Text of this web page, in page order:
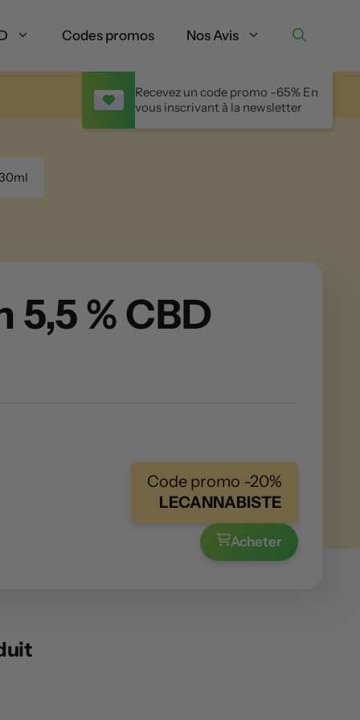
Codes promos Nos Avis
Recevez un code promo -65% En
vous inscrivant à la newsletter
% CBD
Code promo -20%
LECANNABISTE
Acheter